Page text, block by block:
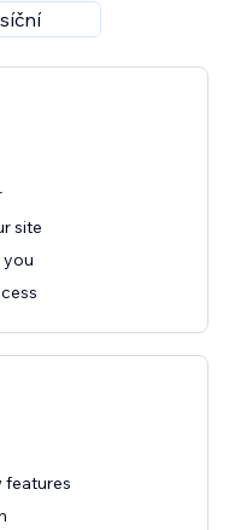
site
you
features